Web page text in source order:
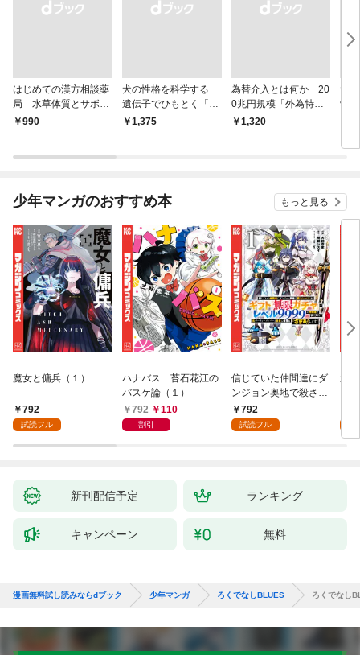
はじめての漢方相談薬
局 水草体質とサボテ
ン体質
￥990
犬の性格を科学する
遺伝子でひもとく「最
良の友」の進化
￥1,375
為替介入とは何か 20
0兆円規模「外為特
会」が生まれた謎
￥1,320
学
少年マンガのおすすめ本 もっと見る
魔女と傭兵（１）
792
試読フル
ハナバス 苔石花江の
バスケ論（１）
792
110
割引
信じていた仲間達にダ
ンジョン奥地で殺され
かけたがギフト『無限
ガチャ』でレベル９９
（１）
792
試読フル
追
強
～
新刊配信予定 ランキング
キャンペーン 無料
漫画無料試し読みならdブック 少年マンガ ろくでなしBLUES ろくでなし